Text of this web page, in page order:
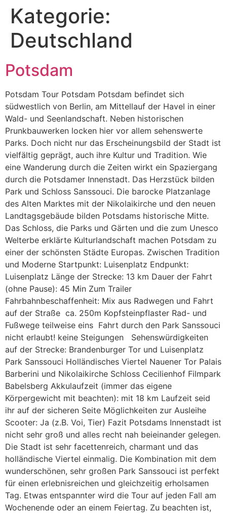
Kategorie:
Deutschland
Potsdam
Potsdam Tour Potsdam Potsdam befindet sich
südwestlich von Berlin, am Mittellauf der Havel in einer
Wald- und Seenlandschaft. Neben historischen
Prunkbauwerken locken hier vor allem sehenswerte
Parks. Doch nicht nur das Erscheinungsbild der Stadt ist
vielfältig geprägt, auch ihre Kultur und Tradition. Wie
eine Wanderung durch die Zeiten wirkt ein Spaziergang
durch die Potsdamer Innenstadt. Das Herzstück bilden
Park und Schloss Sanssouci. Die barocke Platzanlage
des Alten Marktes mit der Nikolaikirche und den neuen
Landtagsgebäude bilden Potsdams historische Mitte.
Das Schloss, die Parks und Gärten und die zum Unesco
Welterbe erklärte Kulturlandschaft machen Potsdam zu
einer der schönsten Städte Europas. Zwischen Tradition
und Moderne Startpunkt: Luisenplatz Endpunkt:
Luisenplatz Länge der Strecke: 13 km Dauer der Fahrt
(ohne Pause): 45 Min Zum Trailer
Fahrbahnbeschaffenheit: Mix aus Radwegen und Fahrt
auf der Straße ca. 250m Kopfsteinpflaster Rad- und
Fußwege teilweise eins Fahrt durch den Park Sanssouci
nicht erlaubt! keine Steigungen Sehenswürdigkeiten
auf der Strecke: Brandenburger Tor und Luisenplatz
Park Sanssouci Holländisches Viertel Nauener Tor Palais
Barberini und Nikolaikirche Schloss Cecilienhof Filmpark
Babelsberg Akkulaufzeit (immer das eigene
Körpergewicht mit beachten): mit 18 km Laufzeit seid
ihr auf der sicheren Seite Möglichkeiten zur Ausleihe
Scooter: Ja (z.B. Voi, Tier) Fazit Potsdams Innenstadt ist
nicht sehr groß und alles recht nah beieinander gelegen.
Die Stadt ist sehr facettenreich, charmant und das
holländische Viertel einmalig. Die Kombination mit dem
wunderschönen, sehr großen Park Sanssouci ist perfekt
für einen erlebnisreichen und gleichzeitig erholsamen
Tag. Etwas entspannter wird die Tour auf jeden Fall am
Wochenende oder an einem Feiertag. Zu beachten ist,